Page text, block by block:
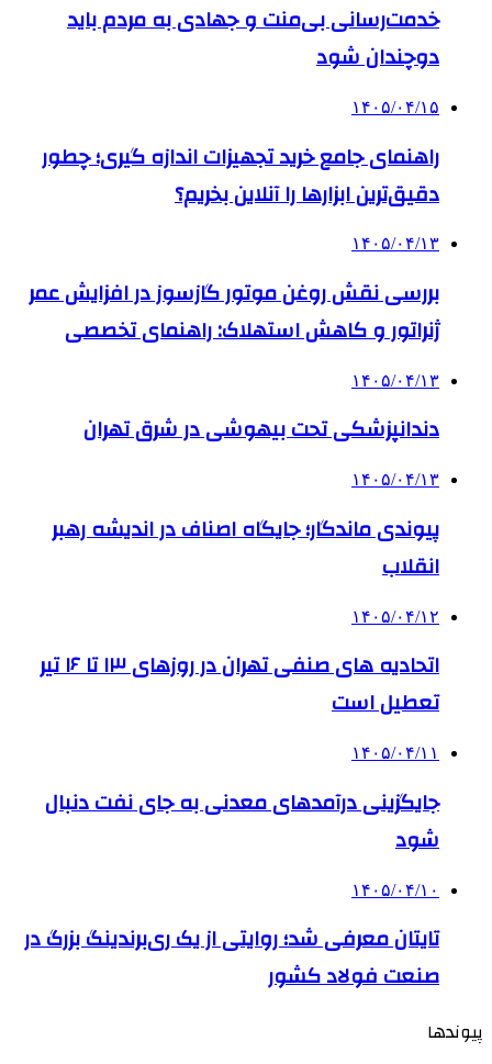
خدمت‌رسانی بی‌منت و جهادی به مردم باید
دوچندان شود
۱۴۰۵/۰۴/۱۵
راهنمای جامع خرید تجهیزات اندازه گیری؛ چطور
دقیق‌ترین ابزارها را آنلاین بخریم؟
۱۴۰۵/۰۴/۱۳
بررسی نقش روغن موتور گازسوز در افزایش عمر
ژنراتور و کاهش استهلاک: راهنمای تخصصی
۱۴۰۵/۰۴/۱۳
دندانپزشکی تحت بیهوشی در شرق تهران
۱۴۰۵/۰۴/۱۳
پیوندی ماندگار؛ جایگاه اصناف در اندیشه رهبر
انقلاب
۱۴۰۵/۰۴/۱۲
اتحادیه های صنفی تهران در روزهای ۱۳ تا ۱۶ تیر
تعطیل است
۱۴۰۵/۰۴/۱۱
جایگزینی درآمدهای معدنی به جای نفت دنبال
شود
۱۴۰۵/۰۴/۱۰
تایتان معرفی شد؛ روایتی از یک ری‌برندینگ بزرگ در
صنعت فولاد کشور
پیوندها